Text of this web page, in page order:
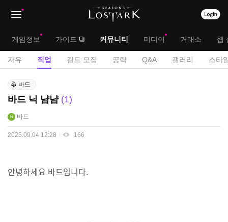
대
메
게임정보 가이드 커뮤니티 미디어 거래소 웹
서
자유 직업 길드 모집 공략 Q&A 갤러리 스타
직
업
게
시
바드
바드 닉 냠냠 1
바드
2025.09.04 12:28 166
안녕하세요 바드입니다.